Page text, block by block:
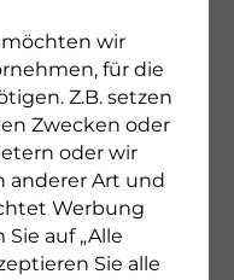
wir
für die
Z.B. setzen
Zwecken oder
oder wir
anderer Art und
Werbung
auf „Alle
Sie alle
Haut
»